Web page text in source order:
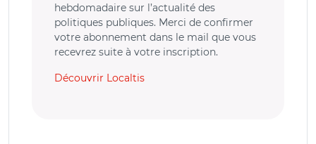
hebdomadaire sur l’actualité des
politiques publiques. Merci de confirmer
votre abonnement dans le mail que vous
recevrez suite à votre inscription.
Découvrir Localtis